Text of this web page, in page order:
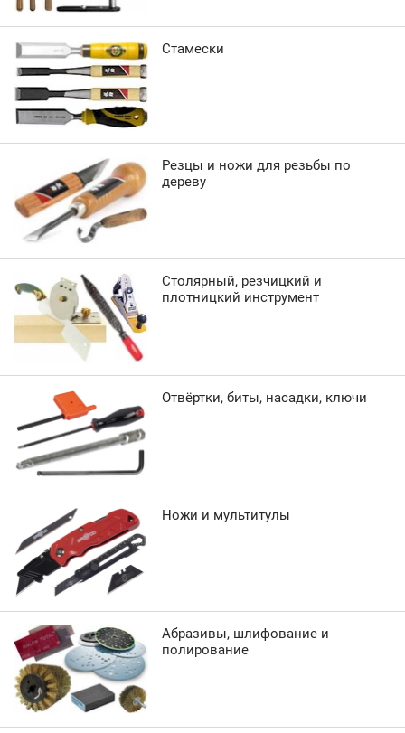
Стамески
Резцы и ножи для резьбы по
дереву
Столярный, резчицкий и
плотницкий инструмент
Отвёртки, биты, насадки, ключи
Ножи и мультитулы
Абразивы, шлифование и
полирование